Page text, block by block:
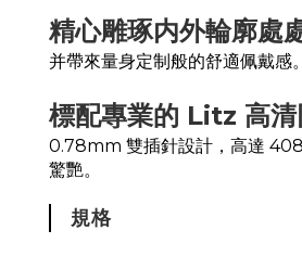
精心雕琢内外輪廓處
并帶來量身定制般的舒適佩戴感。
標配專業的 Litz 高
0.78mm 雙插針設計，高達 408
驚艷。
規格